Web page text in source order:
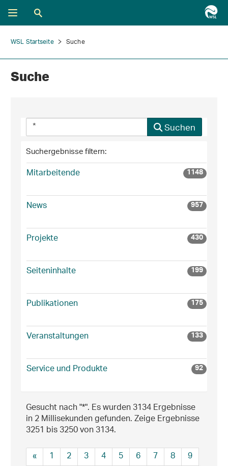
WSL Startseite Suche
Suche
Suchen
Suchergebnisse filtern:
Mitarbeitende 1148
News 957
Projekte 430
Seiteninhalte 199
Publikationen 175
Veranstaltungen 133
Service und Produkte 92
Gesucht nach "*".Es wurden 3134 Ergebnisse
in 2 Millisekunden gefunden.Zeige Ergebnisse
3251 bis 3250 von 3134.
«
1 2 3 4 5 6 7 8
9